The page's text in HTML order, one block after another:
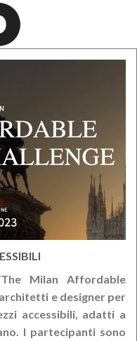
Milan Affordable
e designer per
accessibili, adatti a
I partecipanti sono